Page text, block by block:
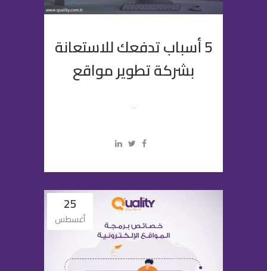
5 أسباب تدفعك للاستعانة
بشركة تطوير مواقع
...
25
أغسطس